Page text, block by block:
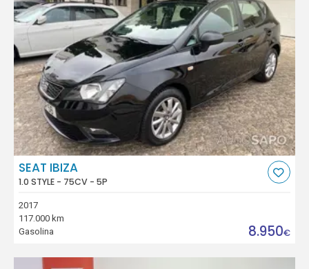
SEAT IBIZA
1.0 STYLE - 75CV - 5P
2017
117.000 km
Gasolina
8.950€